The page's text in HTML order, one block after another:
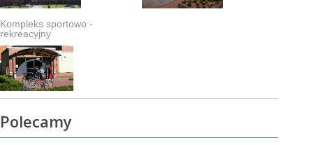
Kompleks sportowo -
rekreacyjny
Polecamy